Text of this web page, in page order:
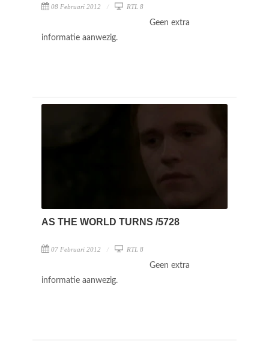
08 Februari 2012 RTL 8
Geen extra
informatie aanwezig.
AS THE WORLD TURNS /5728
07 Februari 2012 RTL 8
Geen extra
informatie aanwezig.